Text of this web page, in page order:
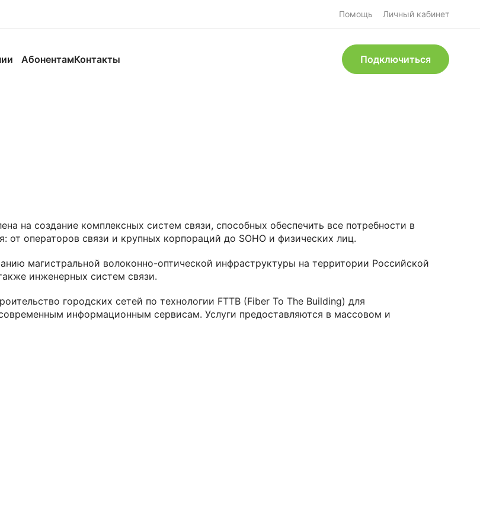
Помощь Личный кабинет
АбонентамКонтакты Подключиться
на создание комплексных систем связи, способных обеспечить все потребности в
от операторов связи и крупных корпораций до SOHO и физических лиц.
магистральной волоконно-оптической инфраструктуры на территории Российской
инженерных систем связи.
городских сетей по технологии FTTB (Fiber To The Building) для
информационным сервисам. Услуги предоставляются в массовом и